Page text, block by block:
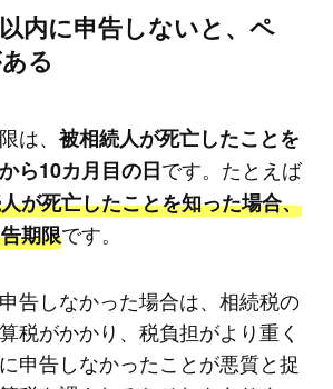
内に申告しないと、ペ
る
は、被相続人が死亡したことを
ら10カ月目の日です。たとえば
が死亡したことを知った場合、
期限です。
告しなかった場合は、相続税の
税がかかり、税負担がより重く
申告しなかったことが悪質と捉